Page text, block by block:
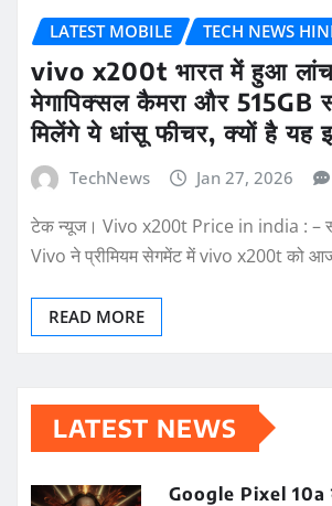
LATEST MOBILE TECH NEWS
vivo x200t भारत में हुआ
मेगापिक्सल कैमरा और 515GB
मिलेंगे ये धांसू फीचर, क्यों है यह
TechNews Jan 27, 2026
टेक न्यूज। Vivo x200t Price in india : –
Vivo ने प्रीमियम सेगमेंट में vivo x200t को
READ MORE
LATEST NEWS
Google Pixel 10a